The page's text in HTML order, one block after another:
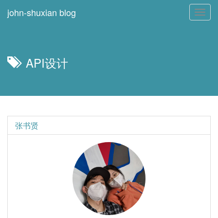
john-shuxian blog
API设计
张书贤